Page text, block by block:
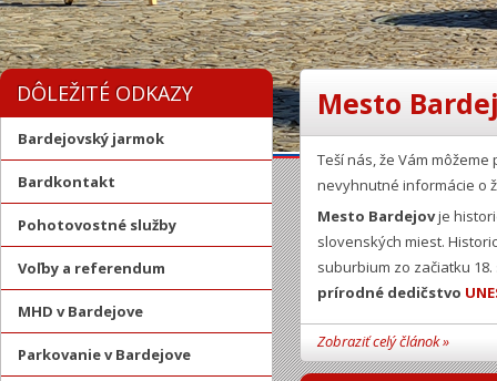
DÔLEŽITÉ ODKAZY
Bardejovský jarmok
Bardkontakt
Pohotovostné služby
Voľby a referendum
MHD v Bardejove
Parkovanie v Bardejove
Mesto
Teší nás, že Vám
nevyhnutné informácie o
Mesto Bardejovje
slovenských miest.
suburbium zo začiatku
prírodné dedičstvo
Zobraziť celý článok »